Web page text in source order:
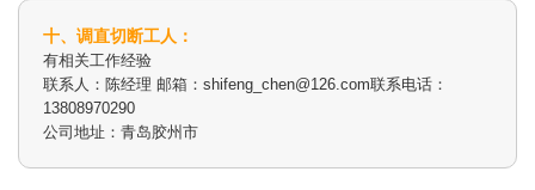
十、调直切断工人：
有相关工作经验
联系人：陈经理 邮箱：shifeng_chen@126.com联系电话：
13808970290
公司地址：青岛胶州市